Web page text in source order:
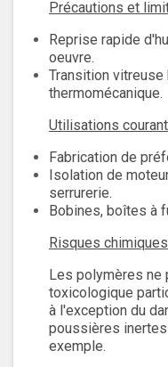
Précautions et
Reprise rapide
oeuvre.
Transition vitreuse
thermomécanique.
Utilisations
Fabrication de
Isolation de
serrurerie.
Bobines, boîtes à
Risques
Les polymères ne
toxicologique
à l'exception du
poussières
exemple.